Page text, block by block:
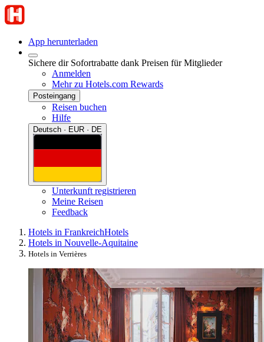
App herunterladen
Sichere dir Sofortrabatte dank Preisen für Mitglieder
Anmelden
Mehr zu Hotels.com Rewards
Posteingang
Reisen buchen
Hilfe
Deutsch · EUR · DE
Unterkunft registrieren
Meine Reisen
Feedback
Hotels in FrankreichHotels
Hotels in Nouvelle-Aquitaine
Hotels in Verrières